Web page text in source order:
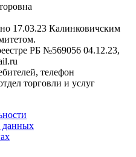
17.03.23 Калинковичским
РБ №569056 04.12.23,
телефон
торговли и услуг
данных